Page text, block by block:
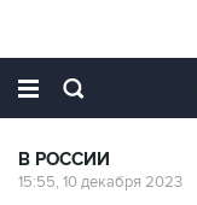
В РОССИИ
15:55, 10 декабря 2023